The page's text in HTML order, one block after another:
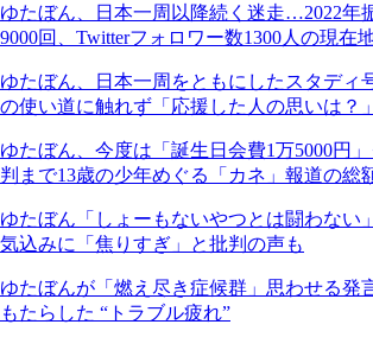
ゆたぼん、日本一周以降続く迷走…2022年
9000回、Twitterフォロワー数1300人の現在
ゆたぼん、日本一周をともにしたスタディ
の使い道に触れず「応援した人の思いは？
ゆたぼん、今度は「誕生日会費1万5000円
判まで13歳の少年めぐる「カネ」報道の総
ゆたぼん「しょーもないやつとは闘わない
気込みに「焦りすぎ」と批判の声も
ゆたぼんが「燃え尽き症候群」思わせる
もたらした “トラブル疲れ”